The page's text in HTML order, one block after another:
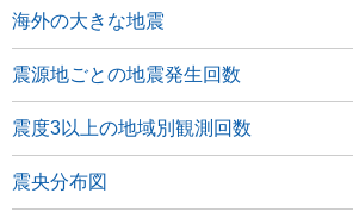
海外の大きな地震
震源地ごとの地震発生回数
震度3以上の地域別観測回数
震央分布図